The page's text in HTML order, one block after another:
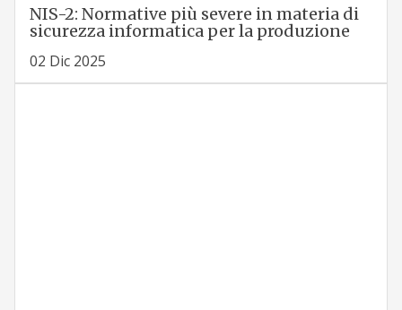
NIS-2: Normative più severe in materia di
sicurezza informatica per la produzione
02 Dic 2025